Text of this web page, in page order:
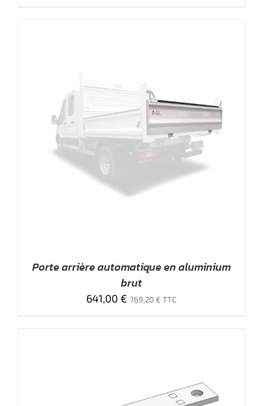
Porte arrière automatique en aluminium
brut
641,00 € 769,20€ TTC